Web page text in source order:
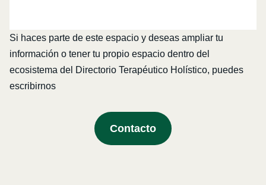
Si haces parte de este espacio y deseas ampliar tu
información o tener tu propio espacio dentro del
ecosistema del Directorio Terapéutico Holístico, puedes
escribirnos
Contacto